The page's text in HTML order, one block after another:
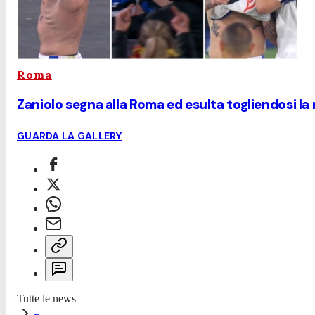
Roma
Zaniolo segna alla Roma ed esulta togliendosi la
GUARDA LA GALLERY
Tutte le news